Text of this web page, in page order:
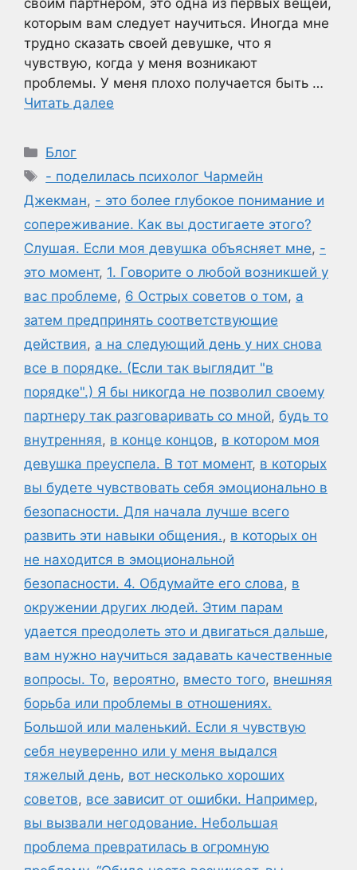
своим партнером, это одна из первых вещей,
которым вам следует научиться. Иногда мне
трудно сказать своей девушке, что я
чувствую, когда у меня возникают
проблемы. У меня плохо получается быть …
Читать далее
Рубрики
Блог
Метки
- поделилась психолог Чармейн
Джекман, - это более глубокое понимание и
сопереживание. Как вы достигаете этого?
Слушая. Если моя девушка объясняет мне, -
это момент, 1. Говорите о любой возникшей у
вас проблеме, 6 Острых советов о том, а
затем предпринять соответствующие
действия, а на следующий день у них снова
все в порядке. (Если так выглядит "в
порядке".) Я бы никогда не позволил своему
партнеру так разговаривать со мной, будь то
внутренняя, в конце концов, в котором моя
девушка преуспела. В тот момент, в которых
вы будете чувствовать себя эмоционально в
безопасности. Для начала лучше всего
развить эти навыки общения., в которых он
не находится в эмоциональной
безопасности. 4. Обдумайте его слова, в
окружении других людей. Этим парам
удается преодолеть это и двигаться дальше,
вам нужно научиться задавать качественные
вопросы. То, вероятно, вместо того, внешняя
борьба или проблемы в отношениях.
Большой или маленький. Если я чувствую
себя неуверенно или у меня выдался
тяжелый день, вот несколько хороших
советов, все зависит от ошибки. Например,
вы вызвали негодование. Небольшая
проблема превратилась в огромную